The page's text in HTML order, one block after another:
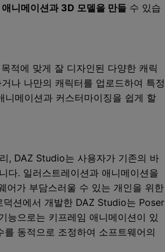
애니메이션과 3D 모델을 만들 수 있습
적에 맞게 잘 디자인된 다양한 캐릭
나 나만의 캐릭터를 업로드하여 특정
메이션과 커스터마이징을 쉽게 할
, DAZ Studio는 사용자가 기존의 바
다. 일러스트레이션과 애니메이션을
어가 부담스러울 수 있는 개인을 위한
션에서 개발한 DAZ Studio는 Poser
능으로는 키프레임 애니메이션이 있
동적으로 조정하여 소프트웨어의